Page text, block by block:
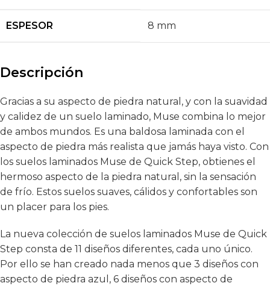
ESPESOR 8 mm
Descripción
Gracias a su aspecto de piedra natural, y con la suavidad
y calidez de un suelo laminado, Muse combina lo mejor
de ambos mundos. Es una baldosa laminada con el
aspecto de piedra más realista que jamás haya visto. Con
los suelos laminados Muse de Quick Step, obtienes el
hermoso aspecto de la piedra natural, sin la sensación
de frío. Estos suelos suaves, cálidos y confortables son
un placer para los pies.
La nueva colección de suelos laminados Muse de Quick
Step consta de 11 diseños diferentes, cada uno único.
Por ello se han creado nada menos que 3 diseños con
aspecto de piedra azul, 6 diseños con aspecto de